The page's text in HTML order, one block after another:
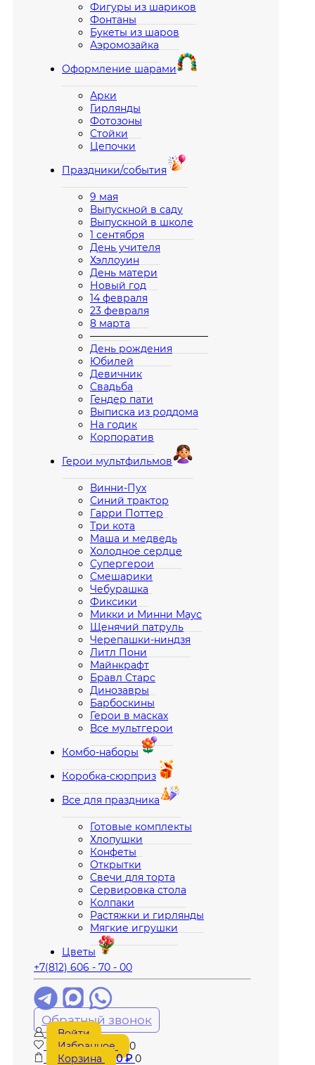
Фигуры из шариков
Фонтаны
Букеты из шаров
Аэромозайка
Оформление шарами
Арки
Гирлянды
Фотозоны
Стойки
Цепочки
Праздники/события
9 мая
Выпускной в саду
Выпускной в школе
1 сентября
День учителя
Хэллоуин
День матери
Новый год
14 февраля
23 февраля
8 марта
————————————
День рождения
Юбилей
Девичник
Свадьба
Гендер пати
Выписка из роддома
На годик
Корпоратив
Герои мультфильмов
Винни-Пух
Синий трактор
Гарри Поттер
Три кота
Маша и медведь
Холодное сердце
Супергерои
Смешарики
Чебурашка
Фиксики
Микки и Минни Маус
Щенячий патруль
Черепашки-ниндзя
Литл Пони
Майнкрафт
Бравл Старс
Динозавры
Барбоскины
Герои в масках
Все мультгерои
Комбо-наборы
Коробка-сюрприз
Все для праздника
Готовые комплекты
Хлопушки
Конфеты
Открытки
Свечи для торта
Сервировка стола
Колпаки
Растяжки и гирлянды
Мягкие игрушки
Цветы
+7(812) 606 - 70 - 00
Обратный звонок
Войти
Избранное
0
Корзина
0₽ 0